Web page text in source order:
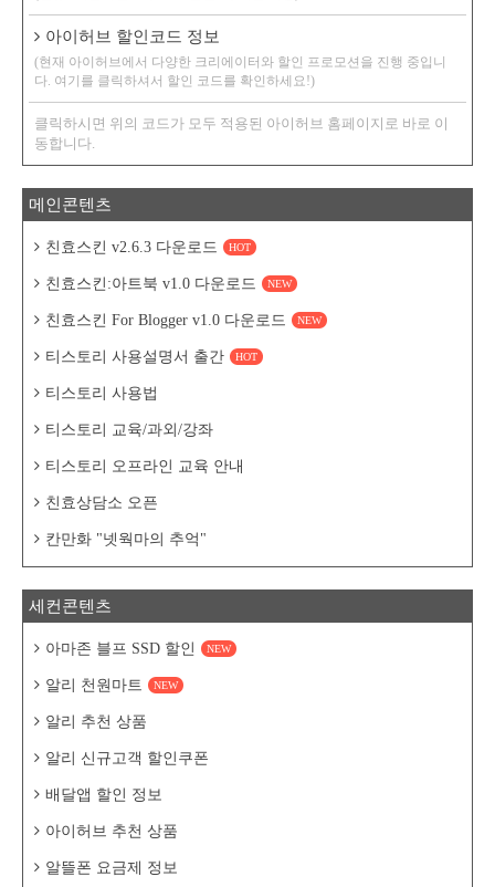
아이허브 할인코드 정보
(현재 아이허브에서 다양한 크리에이터와 할인 프로모션을 진행 중입니
다. 여기를 클릭하셔서 할인 코드를 확인하세요!)
클릭하시면 위의 코드가 모두 적용된 아이허브 홈페이지로 바로 이
동합니다.
메인콘텐츠
친효스킨 v2.6.3 다운로드 HOT
친효스킨:아트북 v1.0 다운로드 NEW
친효스킨 For Blogger v1.0 다운로드 NEW
티스토리 사용설명서 출간 HOT
티스토리 사용법
티스토리 교육/과외/강좌
티스토리 오프라인 교육 안내
친효상담소 오픈
칸만화 "넷웍마의 추억"
세컨콘텐츠
아마존 블프 SSD 할인 NEW
알리 천원마트 NEW
알리 추천 상품
알리 신규고객 할인쿠폰
배달앱 할인 정보
아이허브 추천 상품
알뜰폰 요금제 정보